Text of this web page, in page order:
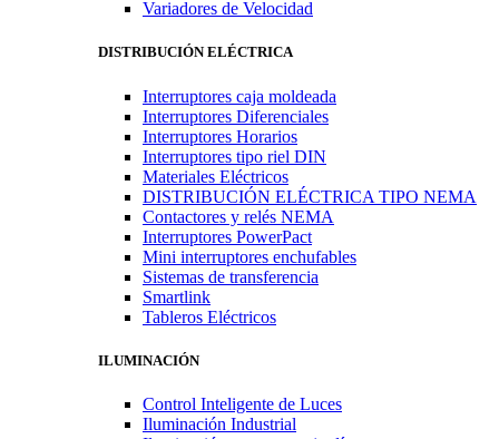
Variadores de Velocidad
DISTRIBUCIÓN ELÉCTRICA
Interruptores caja moldeada
Interruptores Diferenciales
Interruptores Horarios
Interruptores tipo riel DIN
Materiales Eléctricos
DISTRIBUCIÓN ELÉCTRICA TIPO NEMA
Contactores y relés NEMA
Interruptores PowerPact
Mini interruptores enchufables
Sistemas de transferencia
Smartlink
Tableros Eléctricos
ILUMINACIÓN
Control Inteligente de Luces
Iluminación Industrial